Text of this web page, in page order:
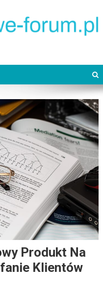
Produkt Na
Klientów